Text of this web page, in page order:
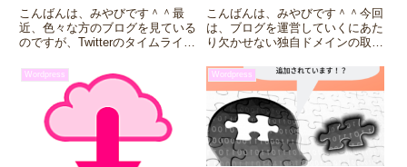
した♪
こんばんは、みやびです＾＾最
近、色々な方のブログを見ている
のですが、Twitterのタイムライン
方がとても多いですよね。…私も
その一人ですが笑Twitterのタイム
ラインが表示されて流れていく事
で、ブログに動き...
こんばんは、みやびです＾＾今回
は、ブログを運営していくにあた
り欠かせない独自ドメインの取得
す。独自ドメインといえば、お名
前.comやエックスドメインもあ
りますが、今回は私が日頃使用し
ているムームードメインを使っ...
Wordpress Wordpress